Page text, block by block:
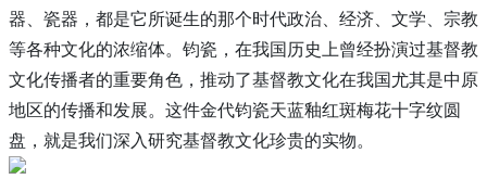
器、瓷器，都是它所诞生的那个时代政治、经济、文学、宗教
等各种文化的浓缩体。钧瓷，在我国历史上曾经扮演过基督教
文化传播者的重要角色，推动了基督教文化在我国尤其是中原
地区的传播和发展。这件金代钧瓷天蓝釉红斑梅花十字纹圆
盘，就是我们深入研究基督教文化珍贵的实物。